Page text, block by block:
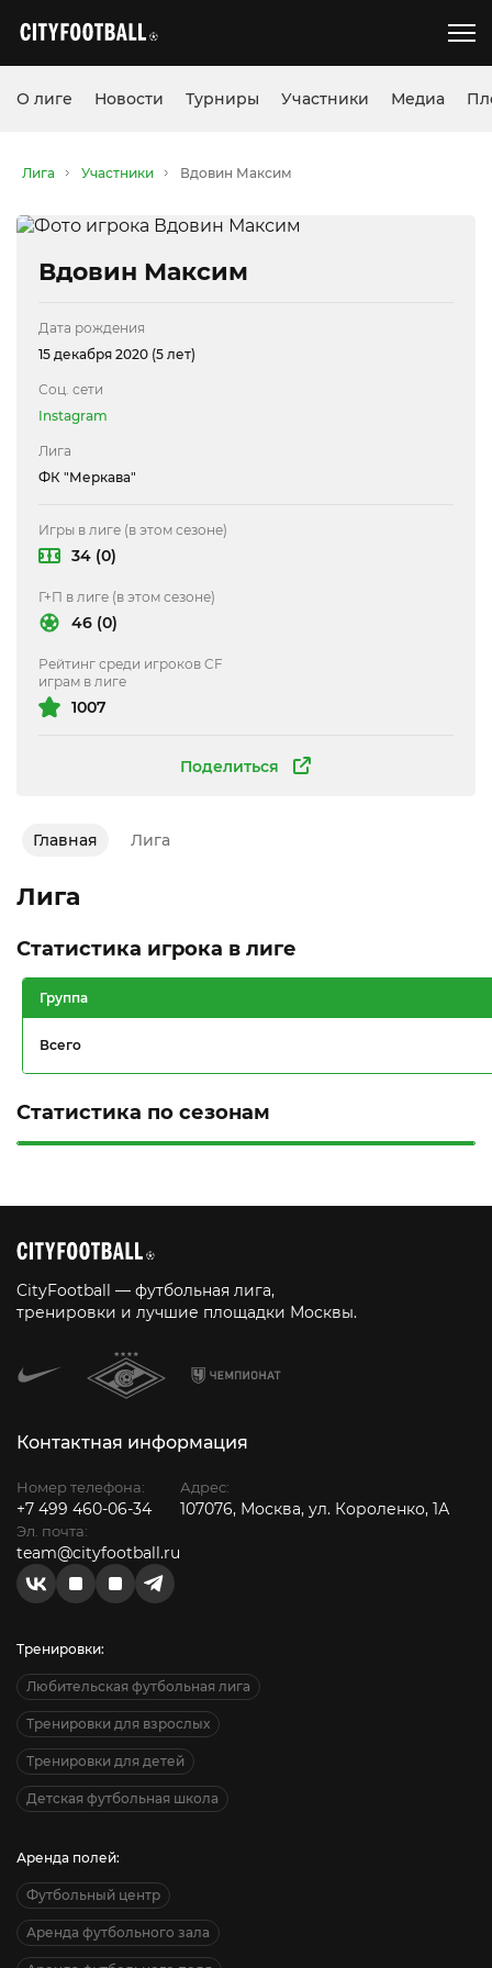
О лиге Новости Турниры Участники Медиа
Лига Участники Вдовин Максим
Вдовин Максим
Поделиться
Дата рождения
15 декабря 2020 (5 лет)
Соц. сети
Instagram
Лига
ФК "Меркава"
Игры в лиге (в этом сезоне)
34 (0)
Г+П в лиге (в этом сезоне)
46 (0)
Рейтинг среди игроков CF
играм в лиге
1007
Главная Лига
Лига
Статистика игрока в лиге
Группа
Всего
Статистика по сезонам
CityFootball — футбольная лига,
тренировки и лучшие площадки Москвы.
Контактная информация
Номер телефона:
+7 499 460-06-34
Эл. почта:
team@cityfootball.ru
Адрес:
107076, Москва, ул. Короленко, 1А
Тренировки:
Любительская футбольная лига
Тренировки для взрослых
Тренировки для детей
Детская футбольная школа
Аренда полей:
Футбольный центр
Аренда футбольного зала